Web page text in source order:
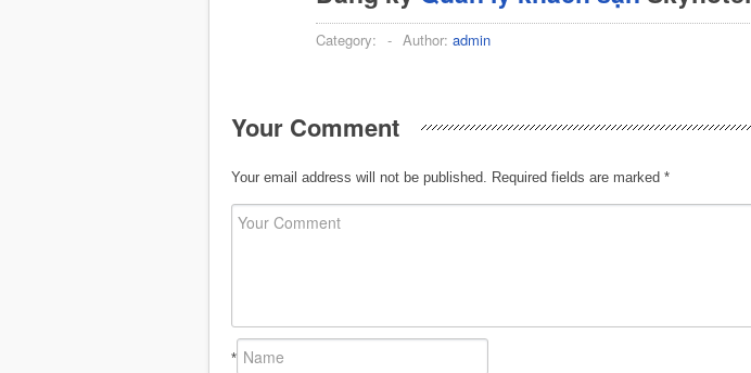
Category: - Author: admin
Your Comment
Your email address will not be published. Required fields are marked *
*